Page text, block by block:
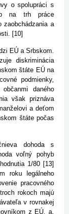
o spolupráci s
na trh práce
zaobchádzania a
[10]
EÚ a Srbskom.
diskriminácia
štáte EÚ na
podmienky,
daného
však priznáva
a deťom
štáte počas
dohoda s
voľný pohyb
1/80 [13]
roku legálneho
pracovného
rokoch majú
v rovnakej
z EÚ, a,